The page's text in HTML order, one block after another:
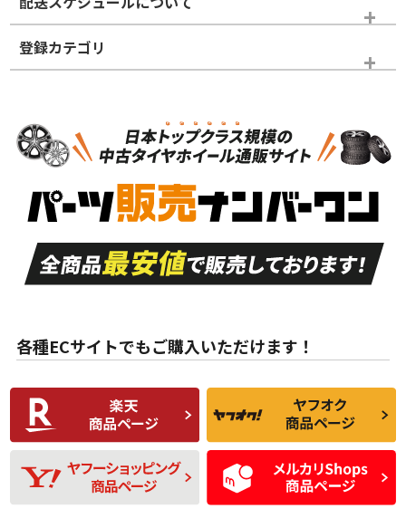
ホイールランク
S
品）
S
新車外し品（新古
付き
A
走行距離も少なく、
目立つ傷もほとんど
ない中古品
A
走行距離も少なく、
非常に状態の良い中
古品
な中古品
んどない中古品
C
比較的きれいな中古
品
C
られるが、使用に問
題のない中古品
D
使用感や目立つ傷が
あり、一般的な中古
品
D
残り溝も少なく、偏
磨耗がみられ、短期
間使用できるくらい
の中古品
登録カテゴリ
パーツ
各種ECサイトでもご購入いただけます！